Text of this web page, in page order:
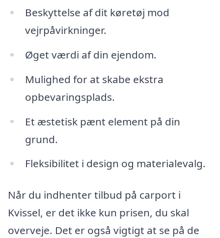
Beskyttelse af dit køretøj mod
vejrpåvirkninger.
Øget værdi af din ejendom.
Mulighed for at skabe ekstra
opbevaringsplads.
Et æstetisk pænt element på din
grund.
Fleksibilitet i design og materialevalg.
Når du indhenter tilbud på carport i
Kvissel, er det ikke kun prisen, du skal
overveje. Det er også vigtigt at se på de